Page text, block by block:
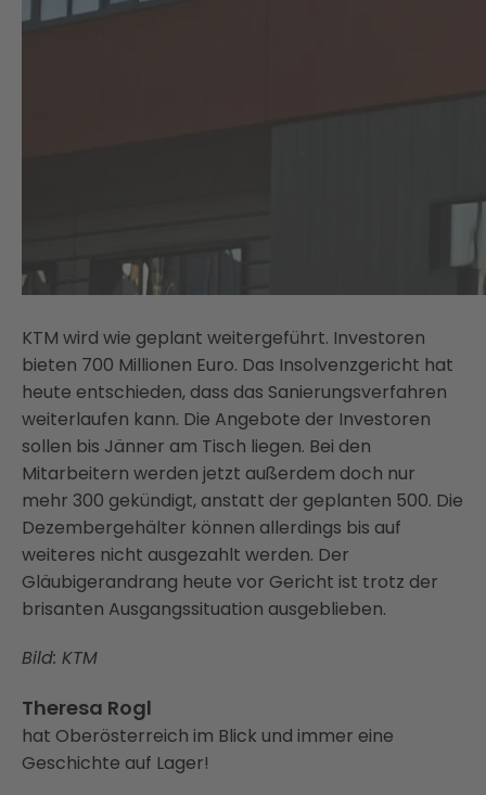
KTM wird wie geplant weitergeführt. Investoren
bieten 700 Millionen Euro. Das Insolvenzgericht hat
heute entschieden, dass das Sanierungsverfahren
weiterlaufen kann. Die Angebote der Investoren
sollen bis Jänner am Tisch liegen. Bei den
Mitarbeitern werden jetzt außerdem doch nur
mehr 300 gekündigt, anstatt der geplanten 500. Die
Dezembergehälter können allerdings bis auf
weiteres nicht ausgezahlt werden. Der
Gläubigerandrang heute vor Gericht ist trotz der
brisanten Ausgangssituation ausgeblieben.
Bild: KTM
Theresa Rogl
hat Oberösterreich im Blick und immer eine
Geschichte auf Lager!